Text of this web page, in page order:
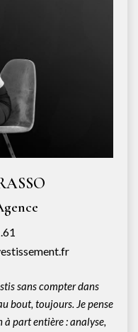
bien
sans compter dans
bout, toujours. Je pense
part entière : analyse,